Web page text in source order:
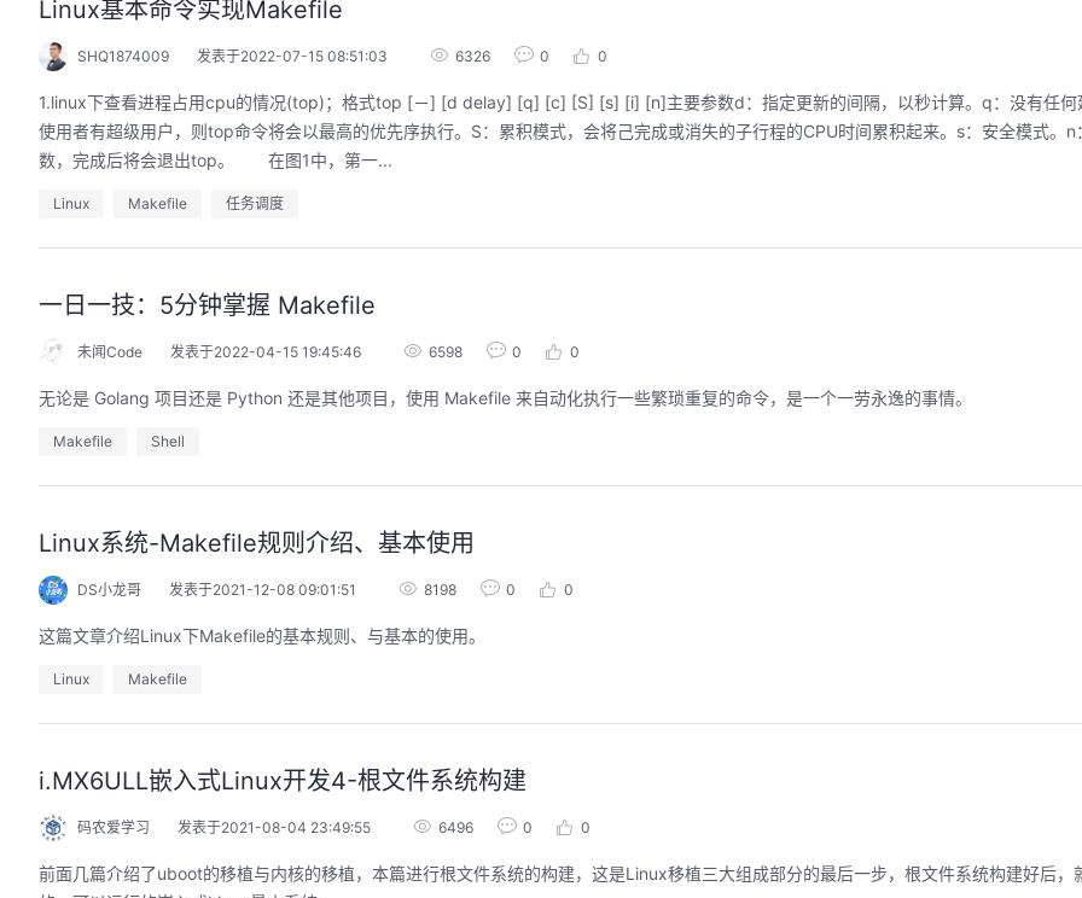
Linux基本命令实现Makefile
SHQ1874009 发表于2022-07-15 08:51:03 6326 0 0
1.linux下查看进程占用cpu的情况(top)；格式top [－] [d delay] [q] [c] [S] [s] [i] [n]主要参数d：指定更新的间隔，以秒计算。q：没有任何
使用者有超级用户，则top命令将会以最高的优先序执行。S：累积模式，会将己完成或消失的子行程的CPU时间累积起来。s：安全模式。n
数，完成后将会退出top。 在图1中，第一...
Linux Makefile 任务调度
一日一技：5分钟掌握 Makefile
未闻Code 发表于2022-04-15 19:45:46 6598 0 0
无论是 Golang 项目还是 Python 还是其他项目，使用 Makefile 来自动化执行一些繁琐重复的命令，是一个一劳永逸的事情。
Makefile Shell
Linux系统-Makefile规则介绍、基本使用
DS小龙哥 发表于2021-12-08 09:01:51 8198 0 0
这篇文章介绍Linux下Makefile的基本规则、与基本的使用。
Linux Makefile
i.MX6ULL嵌入式Linux开发4-根文件系统构建
码农爱学习 发表于2021-08-04 23:49:55 6496 0 0
前面几篇介绍了uboot的移植与内核的移植，本篇进行根文件系统的构建，这是Linux移植三大组成部分的最后一步，根文件系统构建好后，